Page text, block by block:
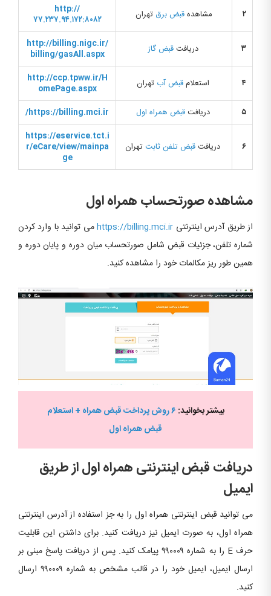
۲ مشاهدهقبض برق تهران
http://
۷۷.۲۳۷.۹۴.۱۷۲:۸۰۸۲
۳ دریافتقبض گاز
http://billing.nigc.ir/
billing/gasAll.aspx
۴ استعلامقبض آب تهران
http://ccp.tpww.ir/H
omePage.aspx
۵
دریافتقبض همراه اول https://billing.mci.ir/
۶ دریافت قبض تلفن ثابتتهران
https://eservice.tct.i
r/eCare/view/mainpa
ge
مشاهده صورتحساب همراه اول
از طریق آدرس اینترنتی https://billing.mci.irمی توانید با وارد کردن
شماره تلفن، جزئیات قبض شامل صورتحساب میان دوره و پایان دوره و
همین طور ریز مکالمات خود را مشاهده کنید.
بیشتر بخوانید:
۶ روش پرداخت قبض همراه + استعلام
قبض همراه اول
دریافت قبض اینترنتی همراه اول از طریق
ایمیل
می توانید قبض اینترنتی همراه اول را به جز استفاده از آدرس اینترنتی
همراه اول، به صورت ایمیل نیز دریافت کنید. برای داشتن این قابلیت
حرف E را به شماره ۹۹۰۰۰۹ پیامک کنید. پس از دریافت پاسخ مبنی بر
ارسال ایمیل، ایمیل خود را در قالب مشخص به شماره ۹۹۰۰۰۹ ارسال
کنید.